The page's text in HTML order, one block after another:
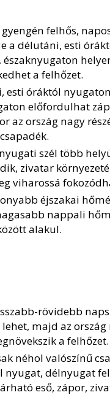
felhős,
a délutáni, esti
északnyugaton
a felhőzet.
esti óráktól
előfordulhat
az ország nagy
szél több
zivatar
viharossá
éjszakai
nappali
alakul.
rövidebb
majd az ország
a felhőzet.
néhol valószínű
nyugat, délnyugat
eső, zápor,